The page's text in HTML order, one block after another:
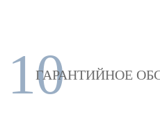
10
ГАРАНТИЙНОЕ